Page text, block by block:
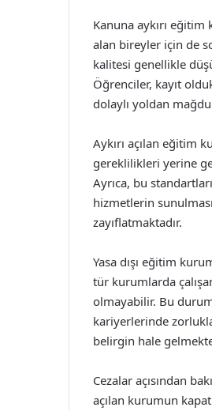
Kanuna aykırı
alan bireyler için de
kalitesi genellikle
Öğrenciler, kayıt
dolaylı yoldan
Aykırı açılan eğitim
gereklilikleri yerine
Ayrıca, bu
hizmetlerin
zayıflatmaktadır.
Yasa dışı eğitim
tür kurumlarda
olmayabilir. Bu
kariyerlerinde
belirgin hale
Cezalar açısından
açılan kurumun